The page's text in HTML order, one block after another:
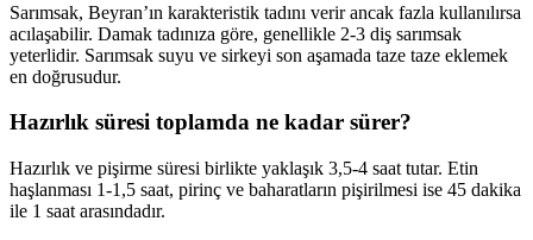
Sarımsak, Beyran’ın karakteristik tadını verir ancak fazla kullanılırsa
acılaşabilir. Damak tadınıza göre, genellikle 2-3 diş sarımsak
yeterlidir. Sarımsak suyu ve sirkeyi son aşamada taze taze eklemek
en doğrusudur.
Hazırlık süresi toplamda ne kadar sürer?
Hazırlık ve pişirme süresi birlikte yaklaşık 3,5-4 saat tutar. Etin
haşlanması 1-1,5 saat, pirinç ve baharatların pişirilmesi ise 45 dakika
ile 1 saat arasındadır.